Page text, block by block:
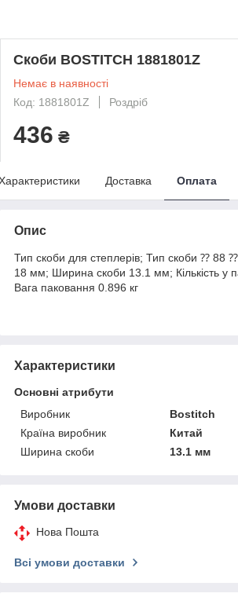
Скоби BOSTITCH 1881801Z
Немає в наявності
Код: 1881801Z
Роздріб
436 ₴
Доставка Оплата
Опис
Тип скоби для степлерів; Тип скоби ⁇ 88
18 мм; Ширина скоби 13.1 мм; Кількість у
Вага паковання 0.896 кг
Характеристики
Основні атрибути
Виробник
Bostitch
Країна виробник
Китай
Ширина скоби
13.1 мм
Умови доставки
Нова Пошта
Всі умови доставки